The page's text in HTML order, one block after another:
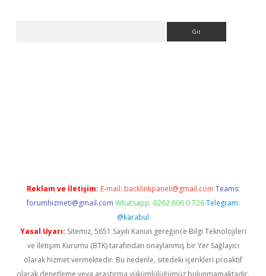
Reklam ve İletişim: E-mail: backlinkpaneli@gmail.com Teams:
forumhizmeti@gmail.com Whatsapp: 0262 606 0 726 Telegram:
@karabul
Yasal Uyarı: Sitemiz, 5651 Sayılı Kanun gereğince Bilgi Teknolojileri
ve İletişim Kurumu (BTK) tarafından onaylanmış bir Yer Sağlayıcı
olarak hizmet vermektedir. Bu nedenle, sitedeki içerikleri proaktif
olarak denetleme veya araştırma yükümlülüğümüz bulunmamaktadır.